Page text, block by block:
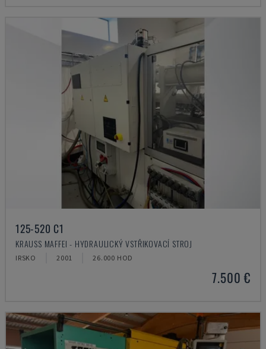
125-520 C1
KRAUSS MAFFEI - HYDRAULICKÝ VSTŘIKOVACÍ STROJ
IRSKO 2001 26.000 HOD
7.500 €